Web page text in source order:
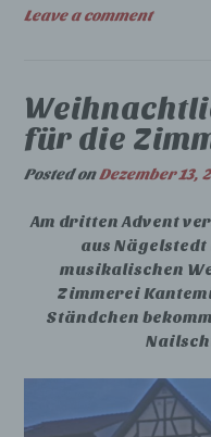
Leave a comment
für die
Posted onDezember 13,
Am dritten Advent
aus
musikalischen
Zimmerei
Ständchen
zu analysieren
auf welche
ohne
Informationen
können,
Informationen
und
Maßnahmen
einer
natürlichen
g)